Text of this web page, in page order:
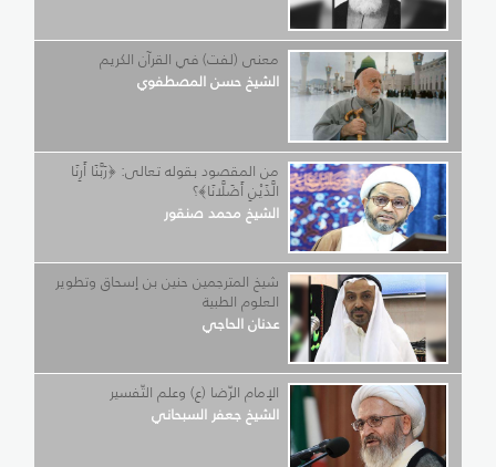
معنى (لفت) في القرآن الكريم
الشيخ حسن المصطفوي
من المقصود بقوله تعالى: ﴿رَبَّنَا أَرِنَا
الَّذَيْنِ أَضَلَّانَا﴾؟
الشيخ محمد صنقور
شيخ المترجمين حنين بن إسحاق وتطوير
العلوم الطبية
عدنان الحاجي
الإمام الرّضا (ع) وعلم التّفسير
الشيخ جعفر السبحاني